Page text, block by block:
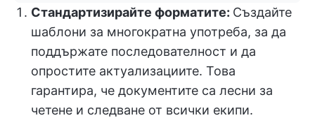
Стандартизирайте форматите: Създайте
шаблони за многократна употреба, за да
поддържате последователност и да
опростите актуализациите. Това
гарантира, че документите са лесни за
четене и следване от всички екипи.